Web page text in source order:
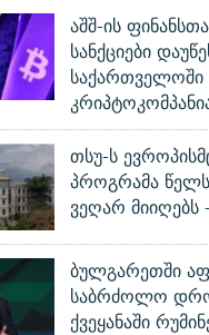
აშშ-ის
სანქციები
თსუ-ს
პროგრამა
ვეღარ
ბულგარეთში
საბრძოლო
ქვეყანაში